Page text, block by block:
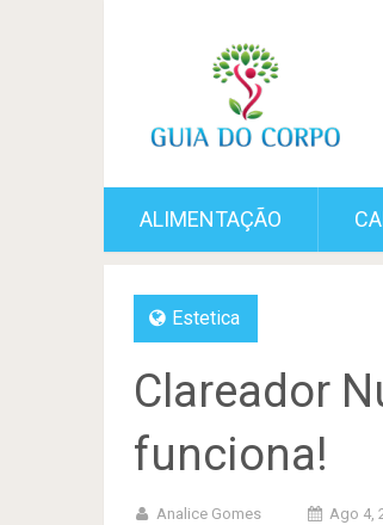
ALIMENTAÇÃO
Estetica
Clareador
funciona!
Analice Gomes Ago 4,